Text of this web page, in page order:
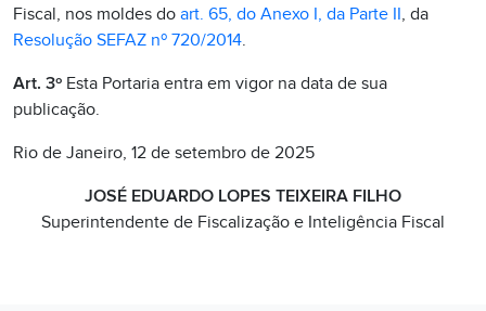
Fiscal, nos moldes do art. 65, do Anexo I, da Parte II, da
Resolução SEFAZ nº 720/2014.
Art. 3º Esta Portaria entra em vigor na data de sua
publicação.
Rio de Janeiro, 12 de setembro de 2025
JOSÉ EDUARDO LOPES TEIXEIRA FILHO
Superintendente de Fiscalização e Inteligência Fiscal